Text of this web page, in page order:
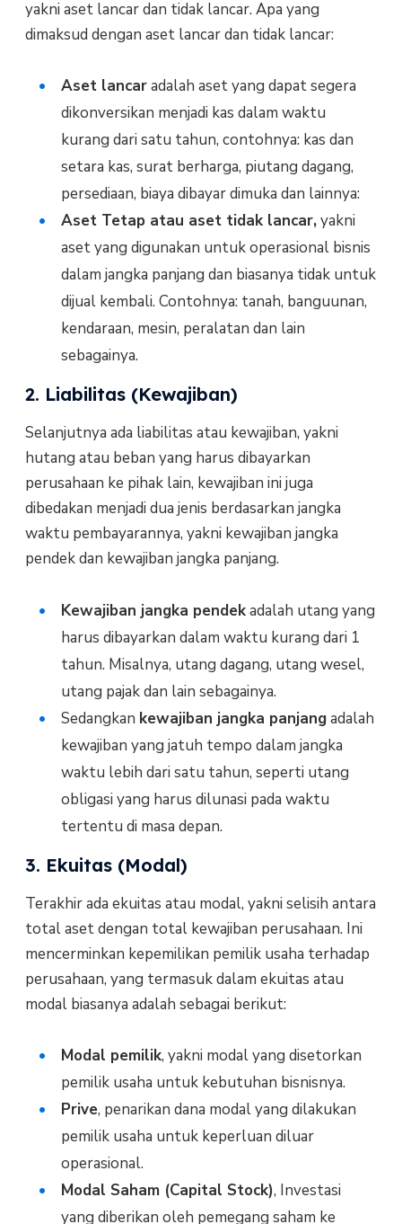
yakni aset lancar dan tidak lancar. Apa yang
dimaksud dengan aset lancar dan tidak lancar:
Aset lancaradalah aset yang dapat segera
dikonversikan menjadi kas dalam waktu
kurang dari satu tahun, contohnya: kas dan
setara kas, surat berharga, piutang dagang,
persediaan, biaya dibayar dimuka dan lainnya:
Aset Tetap atau aset tidak lancar,yakni
aset yang digunakan untuk operasional bisnis
dalam jangka panjang dan biasanya tidak untuk
dijual kembali. Contohnya: tanah, banguunan,
kendaraan, mesin, peralatan dan lain
sebagainya.
2. Liabilitas (Kewajiban)
Selanjutnya ada liabilitas atau kewajiban, yakni
hutang atau beban yang harus dibayarkan
perusahaan ke pihak lain, kewajiban ini juga
dibedakan menjadi dua jenis berdasarkan jangka
waktu pembayarannya, yakni kewajiban jangka
pendek dan kewajiban jangka panjang.
Kewajiban jangka pendekadalah utang yang
harus dibayarkan dalam waktu kurang dari 1
tahun. Misalnya, utang dagang, utang wesel,
utang pajak dan lain sebagainya.
Sedangkan kewajiban jangka panjangadalah
kewajiban yang jatuh tempo dalam jangka
waktu lebih dari satu tahun, seperti utang
obligasi yang harus dilunasi pada waktu
tertentu di masa depan.
3. Ekuitas (Modal)
Terakhir ada ekuitas atau modal, yakni selisih antara
total aset dengan total kewajiban perusahaan. Ini
mencerminkan kepemilikan pemilik usaha terhadap
perusahaan, yang termasuk dalam ekuitas atau
modal biasanya adalah sebagai berikut:
Modal pemilik, yakni modal yang disetorkan
pemilik usaha untuk kebutuhan bisnisnya.
Prive, penarikan dana modal yang dilakukan
pemilik usaha untuk keperluan diluar
operasional.
Modal Saham (Capital Stock), Investasi
yang diberikan oleh pemegang saham ke